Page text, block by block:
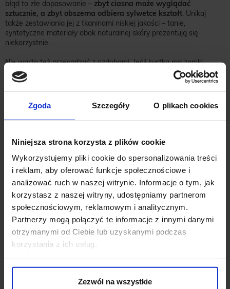
Zgoda Szczegóły O plikach cookies
Niniejsza strona korzysta z plików cookie
Wykorzystujemy pliki cookie do spersonalizowania treści
i reklam, aby oferować funkcje społecznościowe i
analizować ruch w naszej witrynie. Informacje o tym, jak
korzystasz z naszej witryny, udostępniamy partnerom
społecznościowym, reklamowym i analitycznym.
Partnerzy mogą połączyć te informacje z innymi danymi
otrzymanymi od Ciebie lub uzyskanymi podczas
korzystania z ich usług.
Zezwól na wszystkie
błąd to złe dopasowanie – zbyt ciasna może wyglądać
sztucznie, a zbyt obszerna odbiera sylwetce kształt. Unikaj
także zestawiania jej z tkaninami niskiej jakości – tanie,
syntetyczne materiały obok naturalnej skóry prezentują się
niekorzystnie.
Nie warto też przesadzać z ozdobami. Jeśli kurtka ma zamki,
przeszycia czy pagony, lepiej zrezygnować z nadmiaru biżuterii.
Styl to równowaga – im prostsza forma, tym większa klasa. Należy
także pamiętać, że skórzana kurtka wymaga pielęgnacji.
Zmatowiała, popękana powierzchnia odbiera jej elegancję,
dlatego regularne czyszczenie i impregnacja to obowiązek
każdego właściciela.